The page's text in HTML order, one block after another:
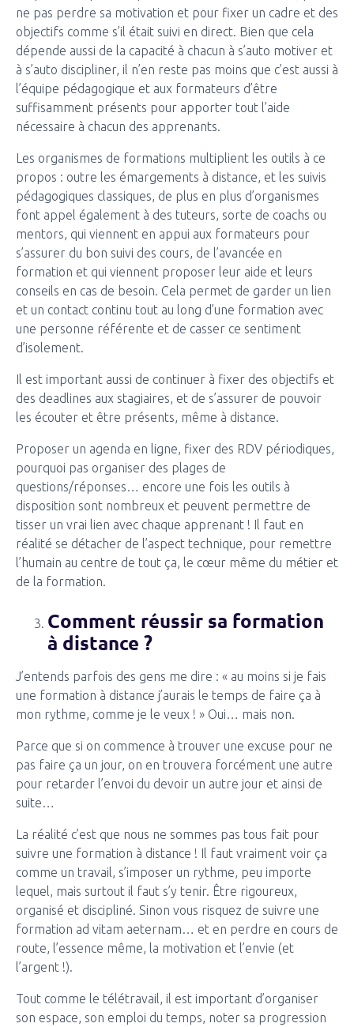
ne pas perdre sa motivation et pour fixer un cadre et des
objectifs comme s’il était suivi en direct. Bien que cela
dépende aussi de la capacité à chacun à s’auto motiver et
à s’auto discipliner, il n’en reste pas moins que c’est aussi à
l’équipe pédagogique et aux formateurs d’être
suffisamment présents pour apporter tout l’aide
nécessaire à chacun des apprenants.
Les organismes de formations multiplient les outils à ce
propos : outre les émargements à distance, et les suivis
pédagogiques classiques, de plus en plus d’organismes
font appel également à des tuteurs, sorte de coachs ou
mentors, qui viennent en appui aux formateurs pour
s’assurer du bon suivi des cours, de l’avancée en
formation et qui viennent proposer leur aide et leurs
conseils en cas de besoin. Cela permet de garder un lien
et un contact continu tout au long d’une formation avec
une personne référente et de casser ce sentiment
d’isolement.
Il est important aussi de continuer à fixer des objectifs et
des deadlines aux stagiaires, et de s’assurer de pouvoir
les écouter et être présents, même à distance.
Proposer un agenda en ligne, fixer des RDV périodiques,
pourquoi pas organiser des plages de
questions/réponses… encore une fois les outils à
disposition sont nombreux et peuvent permettre de
tisser un vrai lien avec chaque apprenant ! Il faut en
réalité se détacher de l’aspect technique, pour remettre
l’humain au centre de tout ça, le cœur même du métier et
de la formation.
Comment réussir sa formation
à distance ?
J’entends parfois des gens me dire : « au moins si je fais
une formation à distance j’aurais le temps de faire ça à
mon rythme, comme je le veux ! » Oui… mais non.
Parce que si on commence à trouver une excuse pour ne
pas faire ça un jour, on en trouvera forcément une autre
pour retarder l’envoi du devoir un autre jour et ainsi de
suite…
La réalité c’est que nous ne sommes pas tous fait pour
suivre une formation à distance ! Il faut vraiment voir ça
comme un travail, s’imposer un rythme, peu importe
lequel, mais surtout il faut s’y tenir. Être rigoureux,
organisé et discipliné. Sinon vous risquez de suivre une
formation ad vitam aeternam… et en perdre en cours de
route, l’essence même, la motivation et l’envie (et
l’argent !).
Tout comme le télétravail, il est important d’organiser
son espace, son emploi du temps, noter sa progression